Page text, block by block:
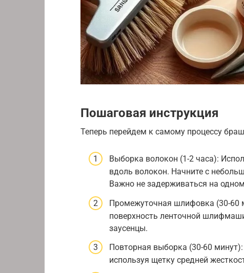
Пошаговая инструкция
Теперь перейдем к самому процессу
Выборка волокон (1-2 часа):
вдоль волокон. Начните с
Важно не задерживаться на
Промежуточная шлифовка (30-60
поверхность ленточной
заусенцы.
Повторная выборка (30-60
используя щетку средней